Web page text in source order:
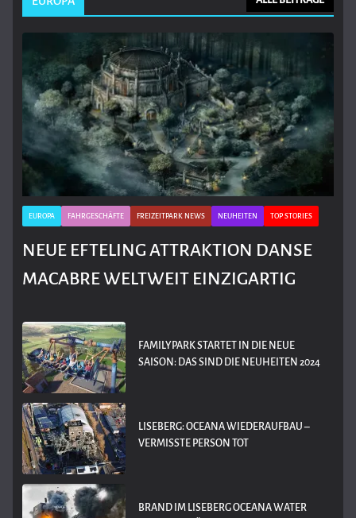
EUROPA FAHRGESCHÄFTE FREIZEITPARK NEWS NEUHEITEN TOP STORIES
NEUE EFTELING ATTRAKTION DANSE
MACABRE WELTWEIT EINZIGARTIG
FAMILYPARK STARTET IN DIE NEUE
SAISON: DAS SIND DIE NEUHEITEN 2024
LISEBERG: OCEANA WIEDERAUFBAU –
VERMISSTE PERSON TOT
BRAND IM LISEBERG OCEANA WATER